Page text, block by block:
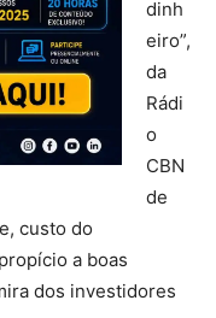
dinh
eiro”,
da
Rádi
o
CBN
de
custo do
a boas
dos investidores